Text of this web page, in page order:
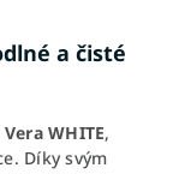
a čisté
WHITE,
Díky svým